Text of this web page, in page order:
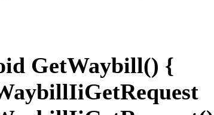
GetWaybill() {